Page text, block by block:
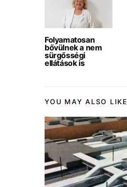
Folyamatosan
bővülnek a nem
sürgősségi
ellátások is
YOU MAY ALSO LIKE